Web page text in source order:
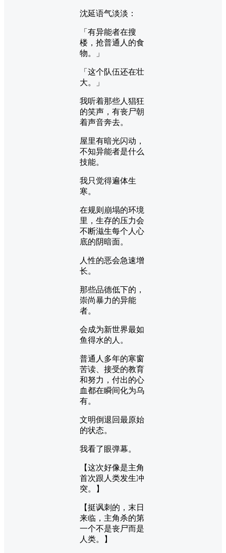
沈延语气淡淡：
「有异能者在搜
楼，抢普通人的食
物。」
「这个队伍还在壮
大。」
我听着那些人猖狂
的笑声，有丧尸朝
着声音奔去。
屋里有暗光闪动，
不知异能者是什么
技能。
我只觉得遍体生
寒。
在规则崩塌的环境
里，生存的压力会
不断滋生每个人心
底的阴暗面。
人性的恶会急速增
长。
那些品德低下的，
崇尚暴力的异能
者。
会成为新世界最如
鱼得水的人。
普通人多年的寒窗
苦读、接受的教育
和努力，付出的心
血都在瞬间化为乌
有。
文明倒退回最原始
的状态。
我看了眼弹幕。
【这次好像是主角
首次跟人类发生冲
突。】
【挺讽刺的，末日
来临，主角杀的第
一个不是丧尸而是
人类。】